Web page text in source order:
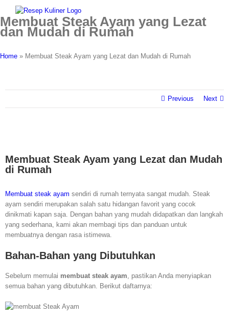
content
facebook
twitter
instagram
pinterest
Membuat Steak Ayam yang Lezat
dan Mudah di Rumah
Home » Membuat Steak Ayam yang Lezat dan Mudah di Rumah
Previous Next
Membuat Steak Ayam yang Lezat dan Mudah
di Rumah
Membuat steak ayam sendiri di rumah ternyata sangat mudah. Steak
ayam sendiri merupakan salah satu hidangan favorit yang cocok
dinikmati kapan saja. Dengan bahan yang mudah didapatkan dan langkah
yang sederhana, kami akan membagi tips dan panduan untuk
membuatnya dengan rasa istimewa.
Bahan-Bahan yang Dibutuhkan
Sebelum memulai membuat steak ayam, pastikan Anda menyiapkan
semua bahan yang dibutuhkan. Berikut daftarnya: